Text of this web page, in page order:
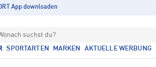
App downloaden
suchst du?
SPORTARTEN MARKEN AKTUELLE WERBUNG